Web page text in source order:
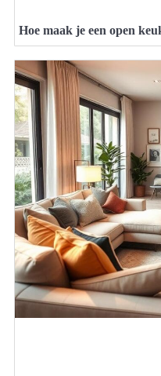
Hoe maak je een open